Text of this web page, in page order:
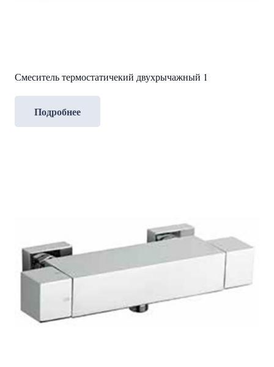
Смеситель термостатичекий двухрычажный 1
Подробнее